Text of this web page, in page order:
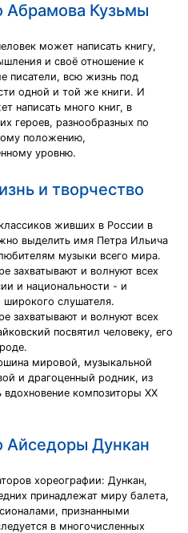
Абрамова Кузьмы
может написать книгу,
и своё отношение к
писатели, всю жизнь под
одной и той же книги. И
написать много книг, в
героев, разнообразных по
положению,
уровню.
и творчество
живших в России в
выделить имя Петра Ильича
музыки всего мира.
захватывают и волнуют всех
и национальности - и
слушателя.
захватывают и волнуют всех
посвятил человеку, его
мировой, музыкальной
и драгоценный родник, из
вдохновение композиторы XX
Айседоры Дункан
хореографии: Дункан,
принадлежат миру балета,
признанными
в многочисленных